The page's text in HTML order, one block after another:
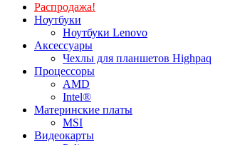
Распродажа!
Ноутбуки
Ноутбуки Lenovo
Аксессуары
Чехлы для планшетов Highpaq
Процессоры
AMD
Intel®
Материнские платы
MSI
Видеокарты